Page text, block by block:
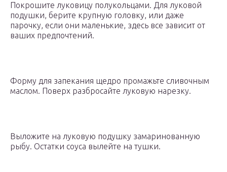
Покрошите луковицу полукольцами. Для луковой
подушки, берите крупную головку, или даже
парочку, если они маленькие, здесь все зависит от
ваших предпочтений.
Форму для запекания щедро промажьте сливочным
маслом. Поверх разбросайте луковую нарезку.
Выложите на луковую подушку замаринованную
рыбу. Остатки соуса вылейте на тушки.